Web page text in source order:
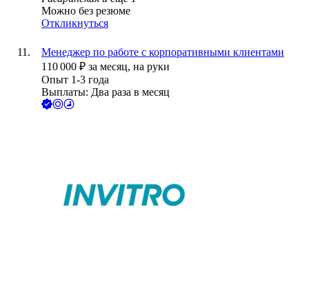
Можно без резюме
Откликнуться
Менеджер по работе с корпоративными клиентами
110 000 ₽ за месяц, на руки
Опыт 1-3 года
Выплаты: Два раза в месяц